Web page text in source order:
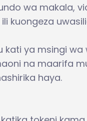
wa makala,
kuongeza
ya msingi wa
na maarifa
haya.